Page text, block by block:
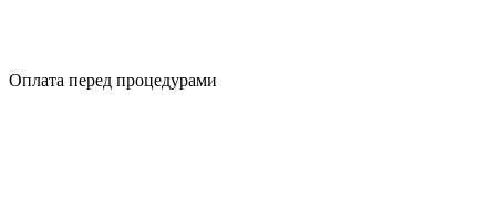
Оплата перед процедурами